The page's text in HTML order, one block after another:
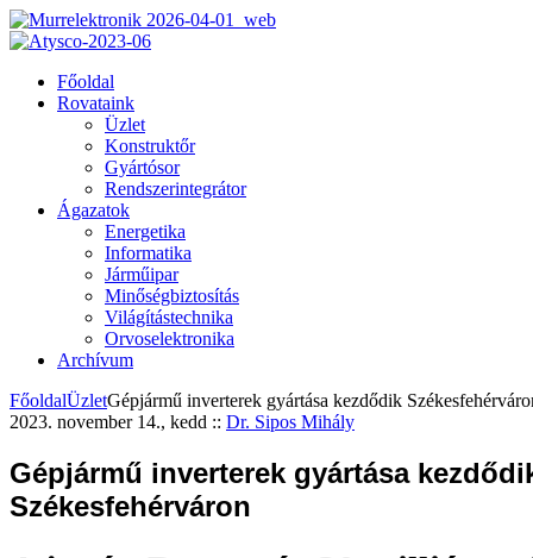
Főoldal
Rovataink
Üzlet
Konstruktőr
Gyártósor
Rendszerintegrátor
Ágazatok
Energetika
Informatika
Járműipar
Minőségbiztosítás
Világítástechnika
Orvoselektronika
Archívum
FőoldalÜzletGépjármű inverterek gyártása kezdődik
2023. november 14., kedd :: Dr. Sipos Mihály
Gépjármű inverterek gyártása
Székesfehérváron